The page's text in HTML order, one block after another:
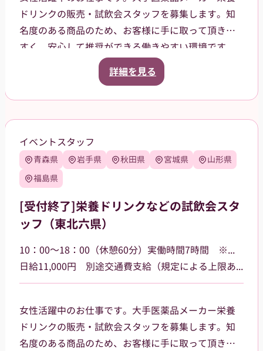
ドリンクの販売・試飲会スタッフを募集します。知
名度のある商品のため、お客様に手に取って頂きや
すく、安心して推奨ができる働きやすい環境です。
大阪府、兵庫県などのドラッグストア・ホームセン
ター・GMSなどでご就業頂きます。スタッフ登録後
詳細を見る
イベントスタッフ
青森県 岩手県 秋田県 宮城県
山形県
福島県
[受付終了]栄養ドリンクなどの試飲会スタ
ッフ（東北六県）
10：00～18：00（休憩60分）実働時間7時間 ※勤務場所によって多少時間が異なる場合があります
日給11,000円 別途交通費支給（規定による上限あり）
女性活躍中のお仕事です。大手医薬品メーカー栄養
ドリンクの販売・試飲会スタッフを募集します。知
名度のある商品のため、お客様に手に取って頂きや